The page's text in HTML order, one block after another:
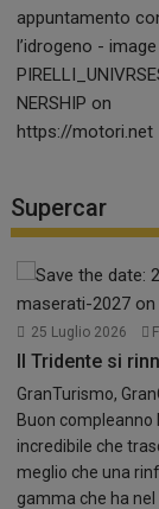
Supercar
25 Luglio 2026
Il Tridente si
GranTurismo,
Buon compleanno
incredibile che
meglio che una
gamma che ha nel